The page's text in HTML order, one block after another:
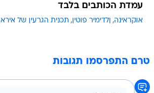
עמדת הכותבים בלבד
אוקראינה ןלדימיר פוטין תכנית הגרעין של איראן
טרם התפרסמו תגובות